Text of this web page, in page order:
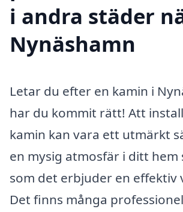
i andra städer
Nynäshamn
Letar du efter en kamin i
har du kommit rätt! Att
kamin kan vara ett utmärkt
en mysig atmosfär i ditt hem
som det erbjuder en effektiv
Det finns många